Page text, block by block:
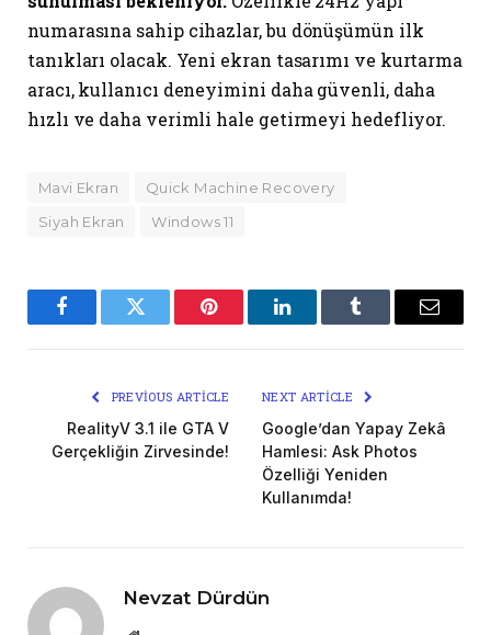
numarasına sahip cihazlar, bu dönüşümün ilk
tanıkları olacak. Yeni ekran tasarımı ve kurtarma
aracı, kullanıcı deneyimini daha güvenli, daha
hızlı ve daha verimli hale getirmeyi hedefliyor.
Mavi Ekran
Quick Machine Recovery
Siyah Ekran
Windows 11
FacebookTwitter Pinterest LinkedInTumblr Email
PREVIOUS ARTICLE
RealityV 3.1 ile GTA V
Gerçekliğin Zirvesinde!
NEXT ARTICLE
Google’dan Yapay Zekâ
Hamlesi: Ask Photos
Özelliği Yeniden
Kullanımda!
Nevzat Dürdün